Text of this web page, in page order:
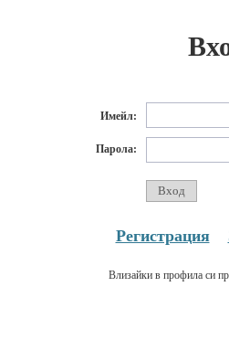
Имейл:
Парола:
Регистрация
Влизайки в профила си